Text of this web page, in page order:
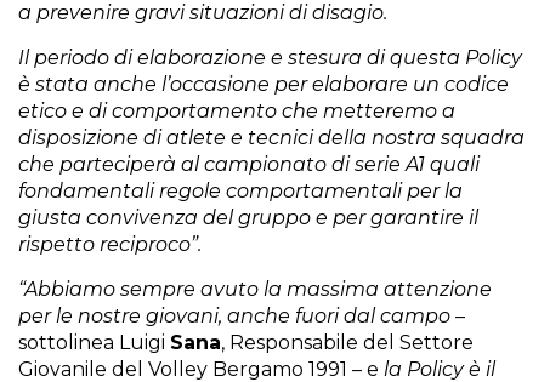
a prevenire gravi situazioni di disagio.
Il periodo di elaborazione e stesura di questa Policy
è stata anche l’occasione per elaborare un codice
etico e di comportamento che metteremo a
disposizione di atlete e tecnici della nostra squadra
che parteciperà al campionato di serie A1 quali
fondamentali regole comportamentali per la
giusta convivenza del gruppo e per garantire il
rispetto reciproco”.
“Abbiamo sempre avuto la massima attenzione
per le nostre giovani, anche fuori dal campo –
sottolinea Luigi Sana, Responsabile del Settore
Giovanile del Volley Bergamo 1991 – e la Policy è il